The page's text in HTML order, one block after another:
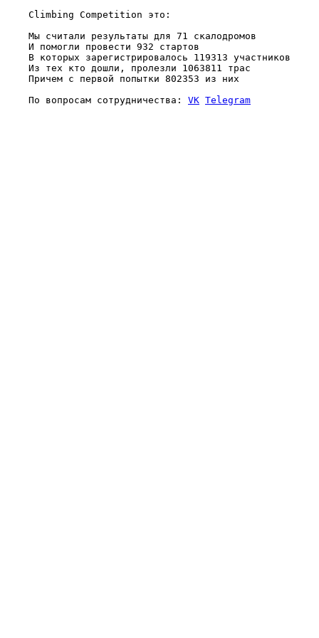
    Climbing Competition это:
    Мы считали результаты для 71 скалодромов
    И помогли провести 932 стартов
    В которых зарегистрировалось 119313 участников
    Из тех кто дошли, пролезли 1063811 трас
    Причем с первой попытки 802353 из них
    По вопросам сотрудничества:
VK Telegram